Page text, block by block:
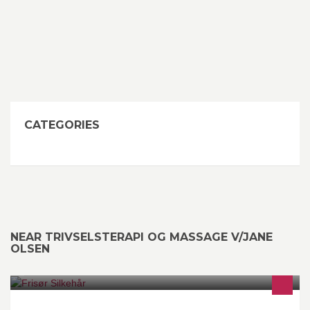
CATEGORIES
NEAR TRIVSELSTERAPI OG MASSAGE V/JANE
OLSEN